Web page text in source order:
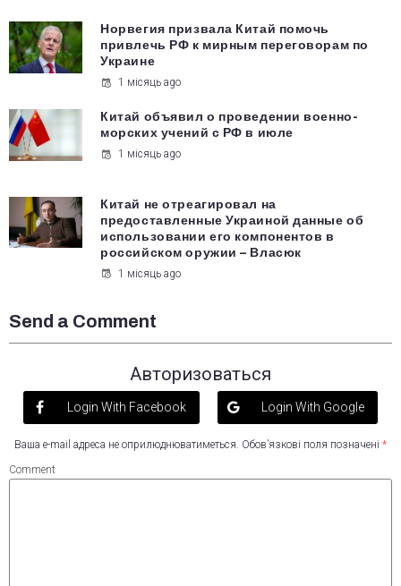
Норвегия призвала Китай помочь
привлечь РФ к мирным переговорам по
Украине
1 місяць ago
Китай объявил о проведении военно-
морских учений с РФ в июле
1 місяць ago
Китай не отреагировал на
предоставленные Украиной данные об
использовании его компонентов в
российском оружии – Власюк
1 місяць ago
Send a Comment
Авторизоваться
Login With Facebook Login With Google
Ваша e-mail адреса не оприлюднюватиметься. Обов’язкові поля позначені *
Comment